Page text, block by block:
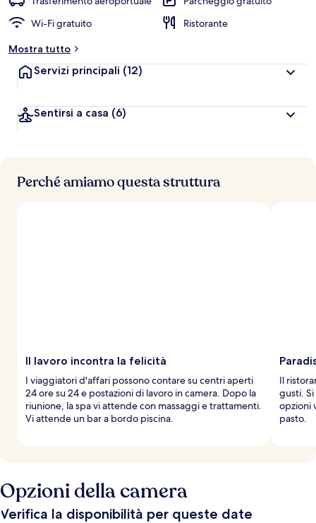
Wi-Fi gratuito
Ristorante
Mostra tutto
Servizi principali (12)
Sentirsi a casa (6)
Perché amiamo questa struttura
Il lavoro incontra la felicità
I viaggiatori d'affari possono contare su centri aperti
24 ore su 24 e postazioni di lavoro in camera. Dopo la
riunione, la spa vi attende con massaggi e trattamenti.
Vi attende un bar a bordo piscina.
Il
gusti.
opzioni
pasto.
Opzioni della camera
Verifica la disponibilità per queste date